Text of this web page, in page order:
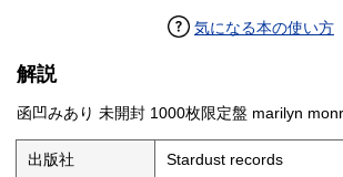
気になる本の使い方
解説
函凹みあり 未開封 1000枚限定盤 marilyn
出版社 Stardust records